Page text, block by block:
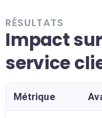
RÉSULTATS
Impact
service
Métrique